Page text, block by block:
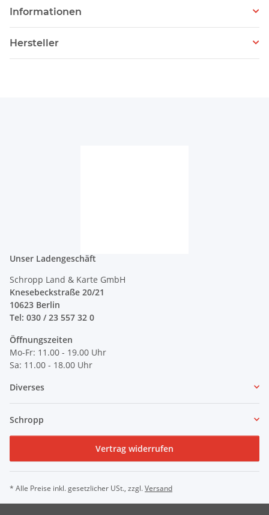
Informationen
Hersteller
Unser Ladengeschäft
Schropp Land & Karte GmbH
Knesebeckstraße 20/21
10623 Berlin
Tel: 030 / 23 557 32 0
Öffnungszeiten
Mo-Fr: 11.00 - 19.00 Uhr
Sa: 11.00 - 18.00 Uhr
Diverses
Schropp
Vertrag widerrufen
* Alle Preise inkl. gesetzlicher USt., zzgl.Versand